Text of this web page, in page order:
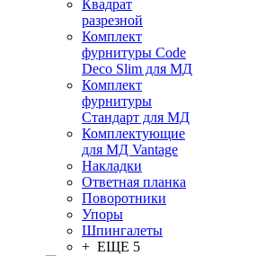
Квадрат
разрезной
Комплект
фурнитуры Code
Deco Slim для МД
Комплект
фурнитуры
Стандарт для МД
Комплектующие
для МД Vantage
Накладки
Ответная планка
Поворотники
Упоры
Шпингалеты
+ ЕЩЕ 5